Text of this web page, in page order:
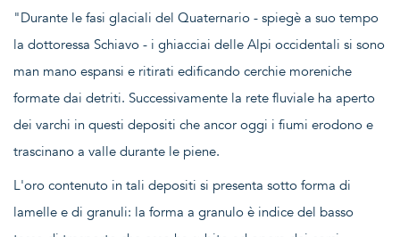
"Durante le fasi glaciali del Quaternario - spiegè a suo tempo
la dottoressa Schiavo - i ghiacciai delle Alpi occidentali si sono
man mano espansi e ritirati edificando cerchie moreniche
formate dai detriti. Successivamente la rete fluviale ha aperto
dei varchi in questi depositi che ancor oggi i fiumi erodono e
trascinano a valle durante le piene.
L'oro contenuto in tali depositi si presenta sotto forma di
lamelle e di granuli: la forma a granulo è indice del basso